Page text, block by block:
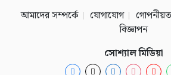
আমাদের সম্পর্কে
যোগাযোগ
বিজ্ঞাপন
সোশ্যাল মিডিয়া